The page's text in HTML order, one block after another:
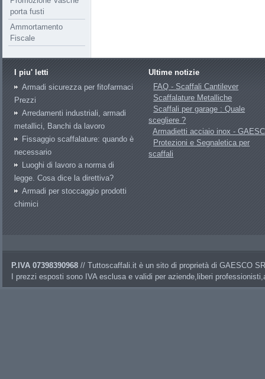
porta fusti
Ammortamento
Fiscale
I piu' letti
Armadi sicurezza per fitofarmaci
Prezzi
Arredamenti industriali, armadi
metallici, Banchi da lavoro
Fissaggio scaffalature: quando è
necessario
Luoghi di lavoro a norma di
legge. Cosa dice la direttiva?
Armadi per stoccaggio prodotti
chimici
Ultime notizie
FAQ - Scaffali Cantilever
Scaffalature Metalliche
Scaffali per garage : Quale
scegliere ?
Armadietti acciaio inox -
Protezioni e Segnaletica per
scaffali
P.IVA 07398390968 // Tuttoscaffali.it è un sito di proprietà di GAESCO
I prezzi esposti sono IVA esclusa e validi per aziende,liberi